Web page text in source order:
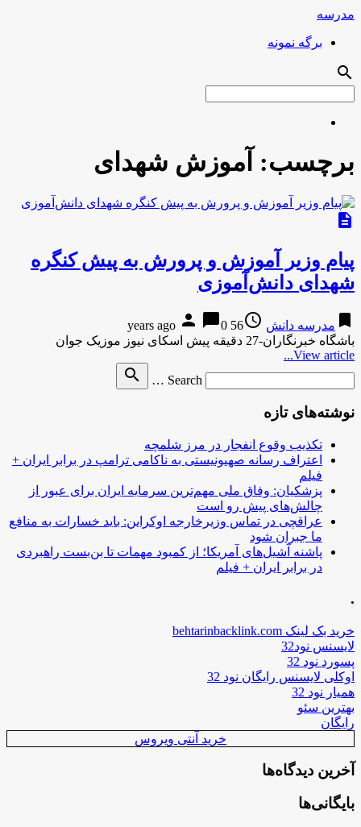
مدرسه
برگه نمونه
search
برچسب: آموزش شهدای
description
پیام وزیر آموزش و پرورش به پیش کنگره
شهدای دانش‌آموزی
bookmark مدرسه دانش access_time
56 years ago
person chat_bubble0
باشگاه خبرنگاران-27 دقیقه پیش اسکای نیوز موزیک جوان
View article...
Search …
search
نوشته‌های تازه
تکذیب وقوع انفجار در مرز شلمچه
اعتراف رسانه صهیونیستی به ناکامی ترامپ در برابر ایران +
فیلم
پزشکیان: وفاق ملی مهم‌ترین سرمایه ایران برای عبور از
چالش‌های پیش رو است
عراقچی در تماس وزیرخارجه اوکراین: باید خسارات به منافع
ما جبران شود
پاشنه آشیل‌های آمریکا؛ از کمبود مهمات تا بن‌بست راهبردی
در برابر ایران + فیلم
.
خرید بک لینک behtarinbacklink.com
لایسنس نود32
پسورد نود 32
اوکلی لایسنس رایگان نود 32
همیار نود 32
بهترین سئو
رایگان
خرید آنتی ویروس
آخرین دیدگاه‌ها
بایگانی‌ها